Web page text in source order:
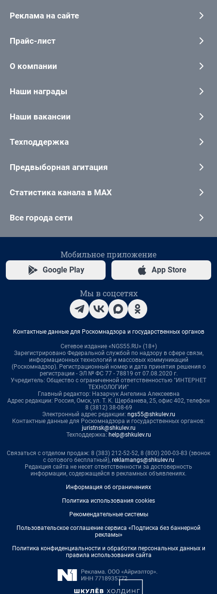
Реклама на сайте
Прайс-лист
О компании
Наши награды
Наши вакансии
Техподдержка
Предвыборная агитация
Статистика канала в MAX
Все города сети
Мобильное приложение
Google Play App Store
Мы в соцсетях
Контактные данные для Роскомнадзора и государственных органов
Сетевое издание «NGS55.RU» (18+)
Зарегистрировано Федеральной службой по надзору в сфере связи,
информационных технологий и массовых коммуникаций
(Роскомнадзор). Регистрационный номер и дата принятия решения о
регистрации - ЭЛ № ФС 77 - 78819 от 07.08.2020 г.
Учредитель: Общество с ограниченной ответственностью "ИНТЕРНЕТ
ТЕХНОЛОГИИ"
Главный редактор: Назарчук Ангелина Алексеевна
Адрес редакции: Россия, Омск, ул. Т. К. Щербанева, 25, офис 402, телефон
8 (3812) 38-08-69
Электронный адрес редакции: ngs55@shkulev.ru
Контактные данные для Роскомнадзора и государственных органов:
juristnsk@shkulev.ru
Техподдержка: help@shkulev.ru
Связаться с отделом продаж: 8 (383) 212-52-52, 8 (800) 200-03-83 (звонок
с сотового бесплатный), reklamangs@shkulev.ru
Редакция сайта не несет ответственности за достоверность
информации, содержащейся в рекламных объявлениях.
Информация об ограничениях
Политика использования cookies
Рекомендательные системы
Пользовательское соглашение сервиса «Подписка без баннерной
рекламы»
Политика конфиденциальности и обработки персональных данных и
правила использования сайта